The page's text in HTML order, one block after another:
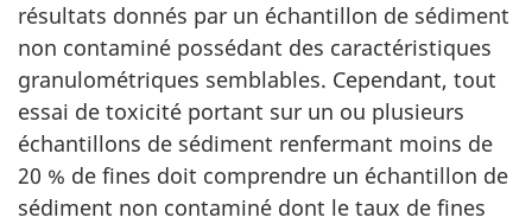
résultats donnés par un échantillon de sédiment
non contaminé possédant des caractéristiques
granulométriques semblables. Cependant, tout
essai de toxicité portant sur un ou plusieurs
échantillons de sédiment renfermant moins de
20 % de fines doit comprendre un échantillon de
sédiment non contaminé dont le taux de fines